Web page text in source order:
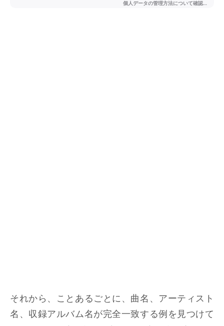
それから、ことあるごとに、曲名、アーティスト
名、収録アルバム名が完全一致する例を見つけて